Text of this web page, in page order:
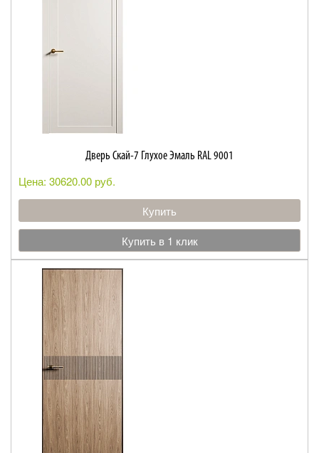
Дверь Скай-7 Глухое Эмаль RAL 9001
Цена: 30620.00 руб.
Купить
Купить в 1 клик